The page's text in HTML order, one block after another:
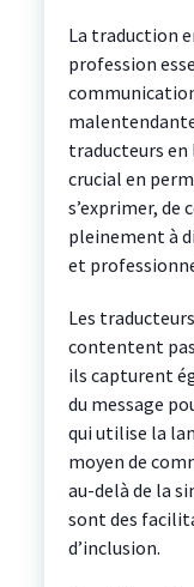
La traduction
profession
traducteurs en
crucial en
s’exprimer,
pleinement à
et
Les
contentent
ils capturent
du message
qui utilise la
moyen de
au-delà de la
sont des
d’inclusion.